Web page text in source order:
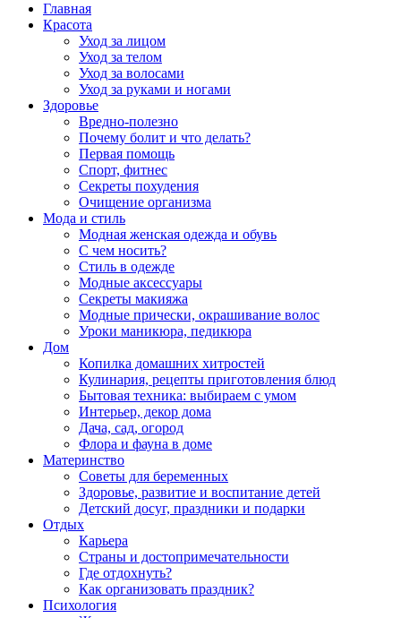
Главная
Красота
Уход за лицом
Уход за телом
Уход за волосами
Уход за руками и ногами
Здоровье
Вредно-полезно
Почему болит и что делать?
Первая помощь
Спорт, фитнес
Секреты похудения
Очищение организма
Мода и стиль
Модная женская одежда и обувь
С чем носить?
Стиль в одежде
Модные аксессуары
Секреты макияжа
Модные прически, окрашивание волос
Уроки маникюра, педикюра
Дом
Копилка домашних хитростей
Кулинария, рецепты приготовления блюд
Бытовая техника: выбираем с умом
Интерьер, декор дома
Дача, сад, огород
Флора и фауна в доме
Материнство
Советы для беременных
Здоровье, развитие и воспитание детей
Детский досуг, праздники и подарки
Отдых
Карьера
Страны и достопримечательности
Где отдохнуть?
Как организовать праздник?
Психология